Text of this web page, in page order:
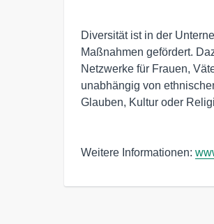
Diversität ist in der
Maßnahmen gefördert.
Netzwerke für Frauen,
unabhängig von
Glauben, Kultur oder
Weitere Informationen: